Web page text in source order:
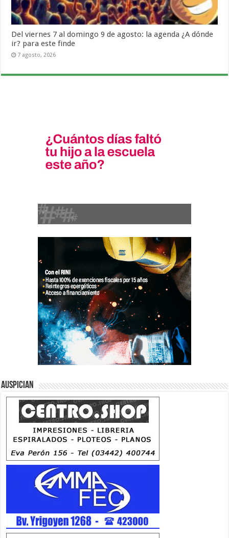
Del viernes 7 al domingo 9 de agosto: la agenda ¿A dónde
ir? para este finde
7 agosto, 2026
Auspician